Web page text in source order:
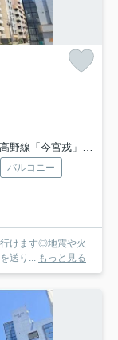
線「今宮戎」駅 徒歩6分
バルコニー
けます◎地震や火
送り... もっと見る